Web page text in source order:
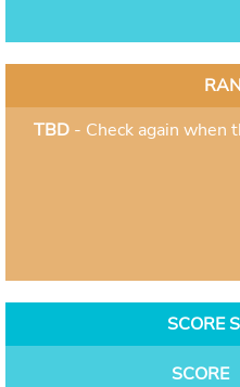
TBD- Check again when
SCORE
SCORE